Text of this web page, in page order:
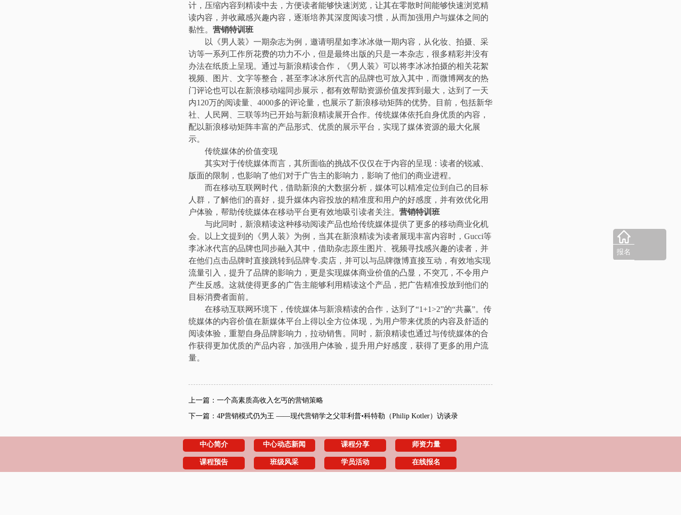
报名
计，压缩内容到精读中去，方便读者能够快速浏览，让其在零散时间能够快速浏览精
读内容，并收藏感兴趣内容，逐渐培养其深度阅读习惯，从而加强用户与媒体之间的
黏性。 营销特训班
以《男人装》一期杂志为例，邀请明星如李冰冰做一期内容，从化妆、拍摄、采
访等一系列工作所花费的功力不小，但是最终出版的只是一本杂志，很多精彩并没有
办法在纸质上呈现。通过与新浪精读合作，《男人装》可以将李冰冰拍摄的相关花絮
视频、图片、文字等整合，甚至李冰冰所代言的品牌也可放入其中，而微博网友的热
门评论也可以在新浪移动端同步展示，都有效帮助资源价值发挥到最大，达到了一天
内120万的阅读量、4000多的评论量，也展示了新浪移动矩阵的优势。目前，包括新华
社、人民网、三联等均已开始与新浪精读展开合作。传统媒体依托自身优质的内容，
配以新浪移动矩阵丰富的产品形式、优质的展示平台，实现了媒体资源的最大化展
示。
传统媒体的价值变现
其实对于传统媒体而言，其所面临的挑战不仅仅在于内容的呈现：读者的锐减、
版面的限制，也影响了他们对于广告主的影响力，影响了他们的商业进程。
而在移动互联网时代，借助新浪的大数据分析，媒体可以精准定位到自己的目标
人群，了解他们的喜好，提升媒体内容投放的精准度和用户的好感度，并有效优化用
户体验，帮助传统媒体在移动平台更有效地吸引读者关注。 营销特训班
与此同时，新浪精读这种移动阅读产品也给传统媒体提供了更多的移动商业化机
会。以上文提到的《男人装》为例，当其在新浪精读为读者展现丰富内容时，Gucci等
李冰冰代言的品牌也同步融入其中，借助杂志原生图片、视频寻找感兴趣的读者，并
在他们点击品牌时直接跳转到品牌专.卖店，并可以与品牌微博直接互动，有效地实现
流量引入，提升了品牌的影响力，更是实现媒体商业价值的凸显，不突兀，不令用户
产生反感。这就使得更多的广告主能够利用精读这个产品，把广告精准投放到他们的
目标消费者面前。
在移动互联网环境下，传统媒体与新浪精读的合作，达到了“1+1>2”的“共赢”。传
统媒体的内容价值在新媒体平台上得以全方位体现，为用户带来优质的内容及舒适的
阅读体验，重塑自身品牌影响力，拉动销售。同时，新浪精读也通过与传统媒体的合
作获得更加优质的产品内容，加强用户体验，提升用户好感度，获得了更多的用户流
量。
上一篇：一个高素质高收入乞丐的营销策略
下一篇：4P营销模式仍为王 ——现代营销学之父菲利普•科特勒（Philip Kotler）访谈录
中心简介 中心动态新闻 课程分享 师资力量
课程预告 班级风采 学员活动 在线报名